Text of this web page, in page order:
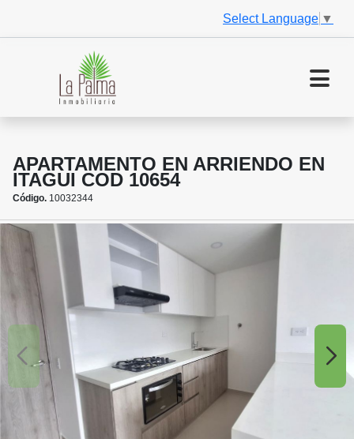
Select Language ▼
APARTAMENTO EN ARRIENDO EN
ITAGUI COD 10654
Código. 10032344